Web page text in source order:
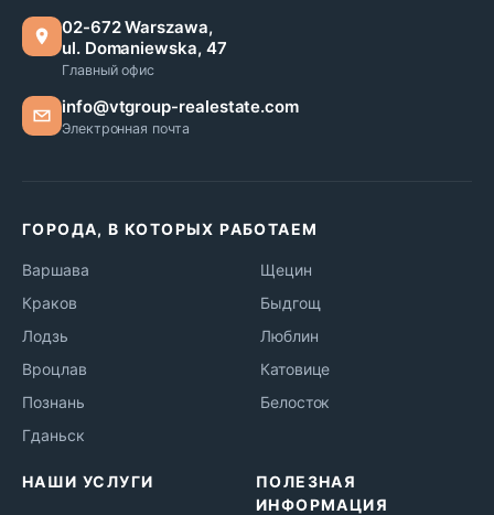
02-672 Warszawa,
ul. Domaniewska, 47
Главный офис
info@vtgroup-realestate.com
Электронная почта
ГОРОДА, В КОТОРЫХ РАБОТАЕМ
Варшава
Краков
Лодзь
Вроцлав
Познань
Гданьск
Щецин
Быдгощ
Люблин
Катовице
Белосток
НАШИ УСЛУГИ
ПОЛЕЗНАЯ
ИНФОРМАЦИЯ